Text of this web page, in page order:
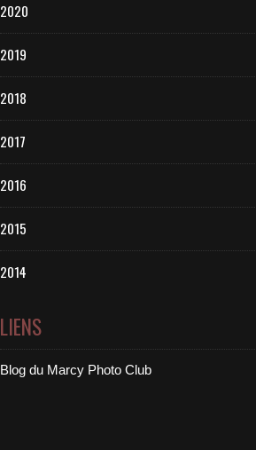
2020
2019
2018
2017
2016
2015
2014
LIENS
Blog du Marcy Photo Club